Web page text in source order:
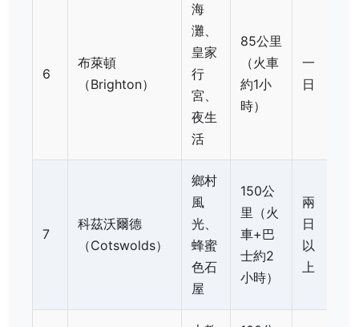
6
布萊頓
（Brighton）
海
灘、
皇家
行
宮、
夜生
活
85公里
（火車
約1小
時）
一
日
7
科茲沃爾德
（Cotswolds）
鄉村
風
光、
蜂蜜
色石
屋
150公
里（火
車+巴
士約2
小時）
兩
日
以
上